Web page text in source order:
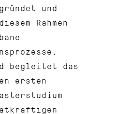
und
Rahmen
begleitet das
ersten